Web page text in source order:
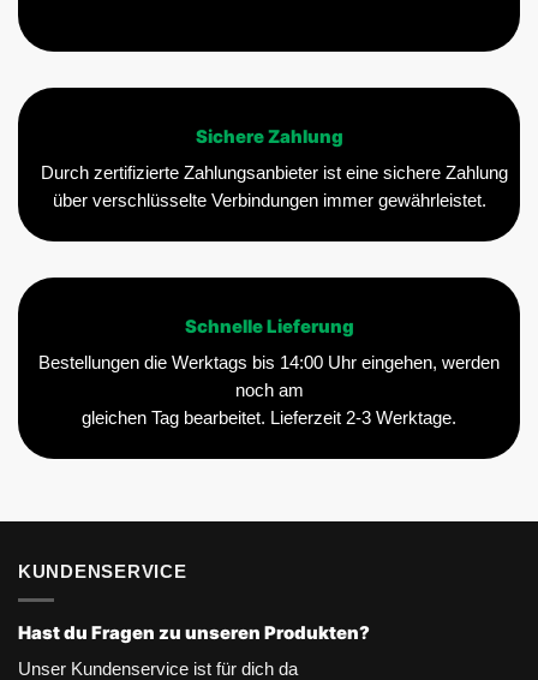
Sichere Zahlung
Durch zertifizierte Zahlungsanbieter ist eine sichere Zahlung
über verschlüsselte Verbindungen immer gewährleistet.
Schnelle Lieferung
Bestellungen die Werktags bis 14:00 Uhr eingehen, werden
noch am
gleichen Tag bearbeitet. Lieferzeit 2-3 Werktage.
KUNDENSERVICE
Hast du Fragen zu unseren Produkten?
Unser Kundenservice ist für dich da